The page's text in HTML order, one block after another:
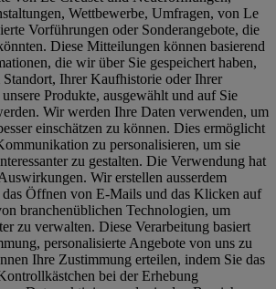
Wettbewerbe, Umfragen, von Le
Vorführungen oder Sonderangebote, die
Diese Mitteilungen können basierend
die wir über Sie gespeichert haben,
Ihrer Kaufhistorie oder Ihrer
Produkte, ausgewählt und auf Sie
Wir werden Ihre Daten verwenden, um
einschätzen zu können. Dies ermöglicht
zu personalisieren, um sie
zu gestalten. Die Verwendung hat
Wir erstellen ausserdem
das Öffnen von E-Mails und das Klicken auf
branchenüblichen Technologien, um
zu verwalten. Diese Verarbeitung basiert
personalisierte Angebote von uns zu
Ihre Zustimmung erteilen, indem Sie das
bei der Erhebung